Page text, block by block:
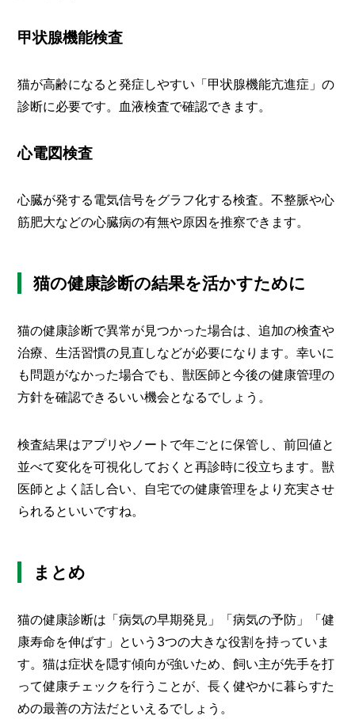
甲状腺機能検査
猫が高齢になると発症しやすい「甲状腺機能亢進症」の
診断に必要です。血液検査で確認できます。
心電図検査
心臓が発する電気信号をグラフ化する検査。不整脈や心
筋肥大などの心臓病の有無や原因を推察できます。
猫の健康診断の結果を活かすために
猫の健康診断で異常が見つかった場合は、追加の検査や
治療、生活習慣の見直しなどが必要になります。幸いに
も問題がなかった場合でも、獣医師と今後の健康管理の
方針を確認できるいい機会となるでしょう。
検査結果はアプリやノートで年ごとに保管し、前回値と
並べて変化を可視化しておくと再診時に役立ちます。獣
医師とよく話し合い、自宅での健康管理をより充実させ
られるといいですね。
まとめ
猫の健康診断は「病気の早期発見」「病気の予防」「健
康寿命を伸ばす」という3つの大きな役割を持っていま
す。猫は症状を隠す傾向が強いため、飼い主が先手を打
って健康チェックを行うことが、長く健やかに暮らすた
めの最善の方法だといえるでしょう。